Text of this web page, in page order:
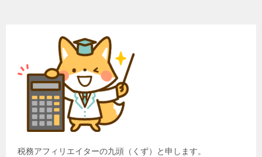
税務アフィリエイターの九頭（くず）と申します。